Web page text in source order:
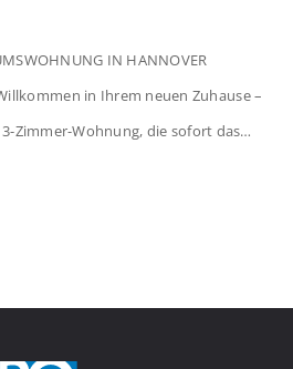
IN HANNOVER
in Ihrem neuen Zuhause –
Zimmer-Wohnung, die sofort das